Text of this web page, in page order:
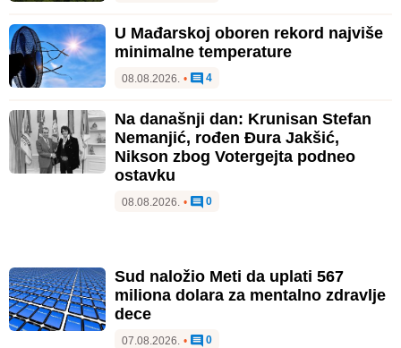
U Mađarskoj oboren rekord najviše
minimalne temperature
08.08.2026. • 4
Na današnji dan: Krunisan Stefan
Nemanjić, rođen Đura Jakšić,
Nikson zbog Votergejta podneo
ostavku
08.08.2026. • 0
Sud naložio Meti da uplati 567
miliona dolara za mentalno zdravlje
dece
07.08.2026. • 0